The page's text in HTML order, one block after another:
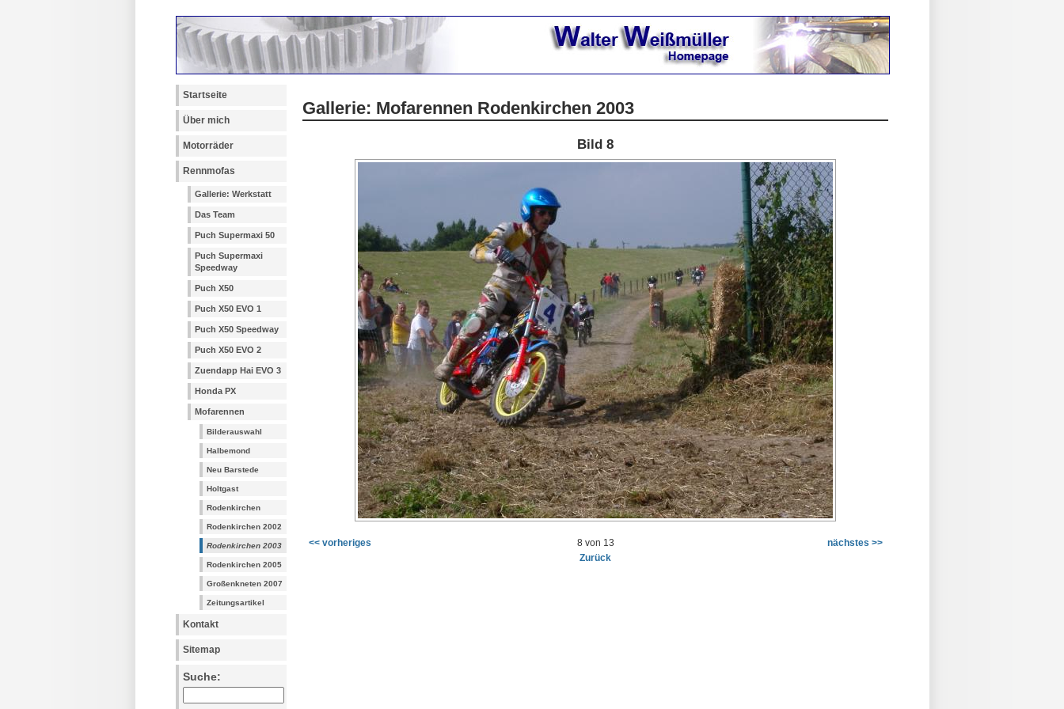
Startseite
Über mich
Motorräder
Rennmofas
Gallerie: Werkstatt
Das Team
Puch Supermaxi 50
Puch Supermaxi
Speedway
Puch X50
Puch X50 EVO 1
Puch X50 Speedway
Puch X50 EVO 2
Zuendapp Hai EVO 3
Honda PX
Mofarennen
Bilderauswahl
Halbemond
Neu Barstede
Holtgast
Rodenkirchen
Rodenkirchen 2002
Rodenkirchen 2003
Rodenkirchen 2005
Großenkneten 2007
Zeitungsartikel
Kontakt
Sitemap
Suche:
Gallerie: Mofarennen Rodenkirchen 2003
Bild 8
<< vorheriges 8 von 13
nächstes >>
Zurück